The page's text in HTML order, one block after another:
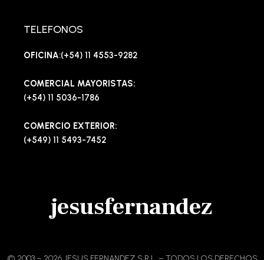
TELEFONOS
OFICINA:(+54) 11 4553-9282
COMERCIAL MAYORISTAS:
(+54) 11 5036-1786
COMERCIO EXTERIOR:
(+549) 11 5493-7452
jesusfernandez